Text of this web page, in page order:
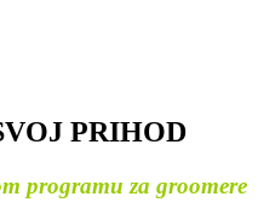
PRIHOD
programu za groomere